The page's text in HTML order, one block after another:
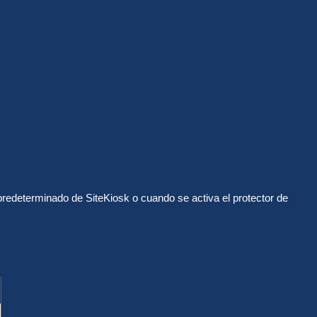
de SiteKiosk o cuando se activa el protector de